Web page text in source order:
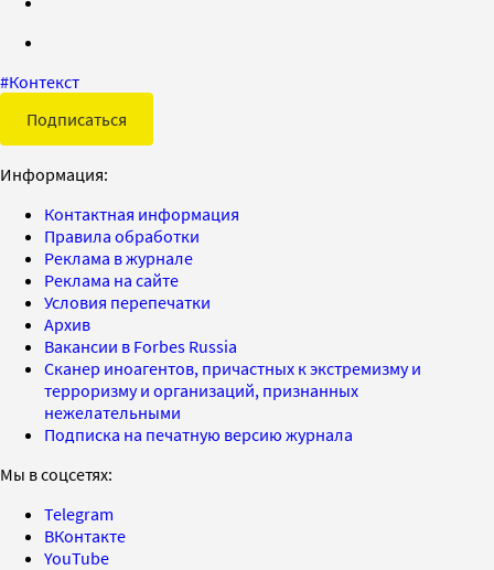
#Контекст
Подписаться
Информация:
Контактная информация
Правила обработки
Реклама в журнале
Реклама на сайте
Условия перепечатки
Архив
Вакансии в Forbes Russia
Сканер иноагентов, причастных к экстремизму и
терроризму и организаций, признанных
нежелательными
Подписка на печатную версию журнала
Мы в соцсетях:
Telegram
ВКонтакте
YouTube